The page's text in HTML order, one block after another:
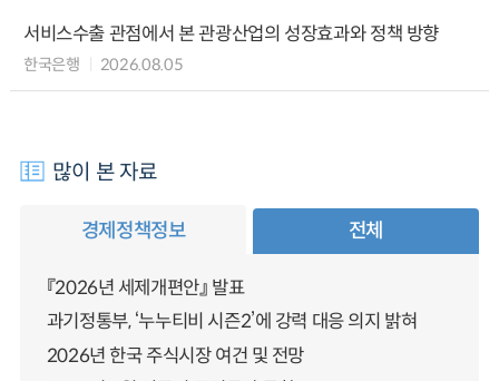
서비스수출 관점에서 본 관광산업의 성장효과와 정책 방향
한국은행 2026.08.05
많이 본 자료
경제정책정보 전체
『2026년 세제개편안』 발표
과기정통부, ‘누누티비 시즌2’에 강력 대응 의지 밝혀
2026년 한국 주식시장 여건 및 전망